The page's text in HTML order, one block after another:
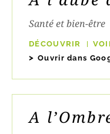
Santé et bien-être
DÉCOUVRIR
Ouvrir dans
A